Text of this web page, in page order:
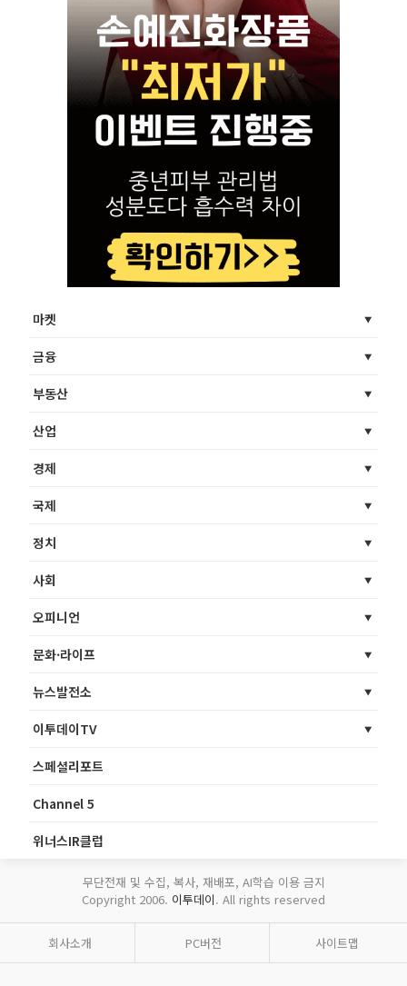
마켓
금융
부동산
산업
경제
국제
정치
사회
오피니언
문화·라이프
뉴스발전소
이투데이TV
스페셜리포트
Channel 5
위너스IR클럽
무단전재 및 수집, 복사, 재배포, AI학습 이용 금지
Copyright 2006. 이투데이. All rights reserved
회사소개 PC버전 사이트맵